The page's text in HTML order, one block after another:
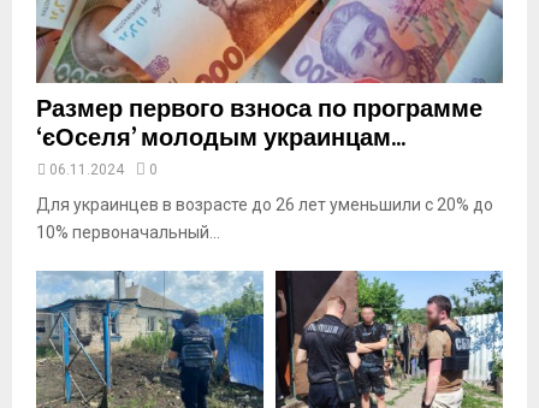
e
Размер первого взноса по программе
‘єОселя’ молодым украинцам...
06.11.2024 0
Для украинцев в возрасте до 26 лет уменьшили с 20% до
10% первоначальный...